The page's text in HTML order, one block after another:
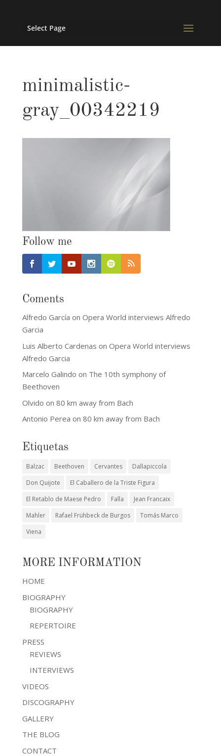
Select Page
minimalistic-
gray_00342219
Follow me
Coments
Alfredo García on Opera World interviews Alfredo
Garcia
Luis Alberto Cardenas on Opera World interviews
Alfredo Garcia
Marcelo Galindo on The 10th symphony of
Beethoven
Olvido on 80 km away from Bach
Antonio Perea on 80 km away from Bach
Etiquetas
Balzac Beethoven Cervantes
Dallapiccola
Don Quijote
El Caballero de la Triste Figura
El Retablo de Maese Pedro
Falla
Jean Francaix
Mahler
Rafael Frühbeck de Burgos
Tomás Marco
Viena
MORE INFORMATION
HOME
BIOGRAPHY
BIOGRAPHY
REPERTOIRE
PRESS
REVIEWS
INTERVIEWS
VIDEOS
DISCOGRAPHY
GALLERY
THE BLOG
CONTACT